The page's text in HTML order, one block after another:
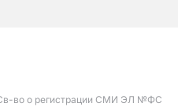
во о регистрации СМИ ЭЛ №ФС